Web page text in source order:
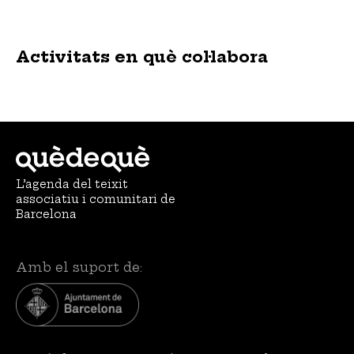
Activitats en què col·labora
L’agenda del teixit
associatiu i comunitari de
Barcelona
Amb el suport de: